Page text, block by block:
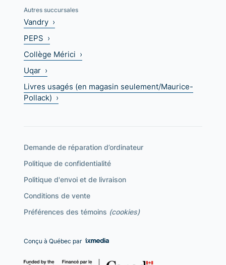
Autres succursales
Vandry ›
PEPS ›
Collège Mérici ›
Uqar ›
Livres usagés (en magasin seulement/Maurice-
Pollack) ›
Demande de réparation d’ordinateur
Politique de confidentialité
Politique d'envoi et de livraison
Conditions de vente
Préférences des témoins (cookies)
Conçu à Québec par